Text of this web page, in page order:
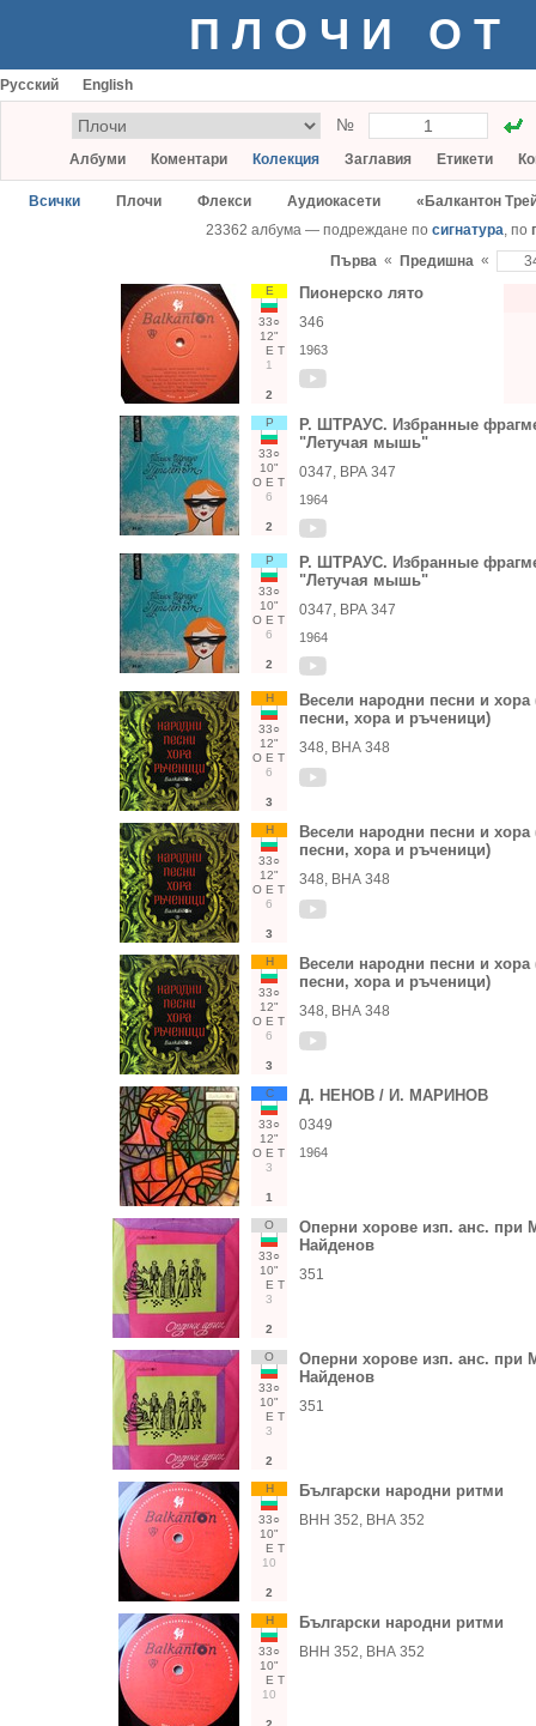
ПЛОЧИ ОТ
Русский English
№
Албуми Коментари Колекция Заглавия Етикети
Всички Плочи Флекси Аудиокасети
«Балкантон
23362 албума — подреждане по сигнатура, по
Първа « Предишна «
Е
33○
12"
Е Т
1
2
Пионерско лято
346
1963
Р
33○
10"
О Е Т
6
2
Р. ШТРАУС. Избранные
"Летучая мышь"
0347, ВРА 347
1964
Р
33○
10"
О Е Т
6
2
Р. ШТРАУС. Избранные
"Летучая мышь"
0347, ВРА 347
1964
Н
33○
12"
О Е Т
6
3
Весели народни песни и
песни, хора и ръченици)
348, ВНА 348
Н
33○
12"
О Е Т
6
3
Весели народни песни и
песни, хора и ръченици)
348, ВНА 348
Н
33○
12"
О Е Т
6
3
Весели народни песни и
песни, хора и ръченици)
348, ВНА 348
С
33○
12"
О Е Т
3
1
Д. НЕНОВ / И. МАРИНОВ
0349
1964
О
33○
10"
Е Т
3
2
Оперни хорове изп. анс. при
Найденов
351
О
33○
10"
Е Т
3
2
Оперни хорове изп. анс. при
Найденов
351
Н
33○
10"
Е Т
10
2
Български народни ритми
ВНН 352, ВНА 352
Н
33○
10"
Е Т
10
Български народни ритми
ВНН 352, ВНА 352